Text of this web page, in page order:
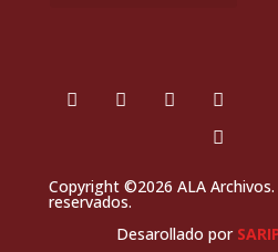
Copyright ©2026 ALA
reservados.
Desarollado por